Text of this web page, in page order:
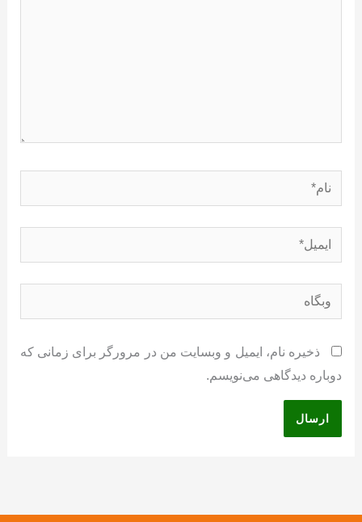
نام*
ایمیل*
وبگاه
ذخیره نام، ایمیل و وبسایت من در مرورگر برای زمانی که
دوباره دیدگاهی می‌نویسم.